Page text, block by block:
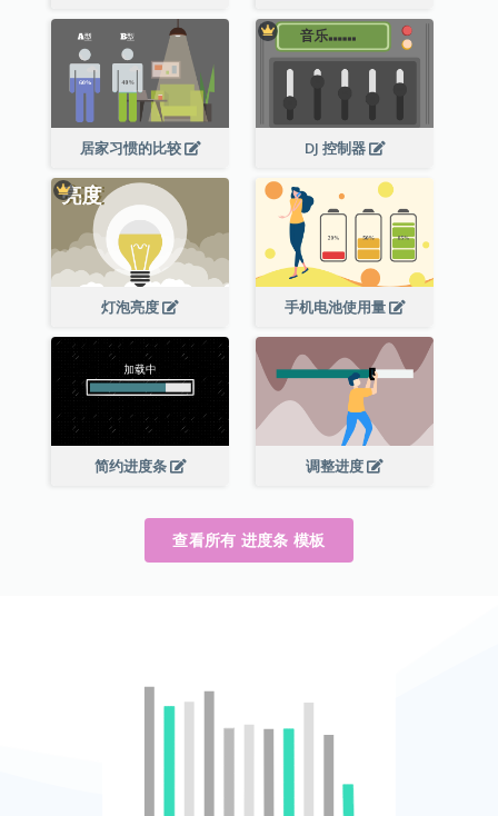
居家习惯的比较 DJ 控制器
灯泡亮度 手机电池使用量
简约进度条 调整进度
查看所有 进度条 模板